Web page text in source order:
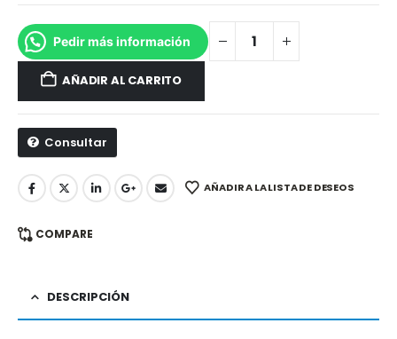
Pedir más información
AÑADIR AL CARRITO
Consultar
AÑADIR A LA LISTA DE DESEOS
COMPARE
DESCRIPCIÓN